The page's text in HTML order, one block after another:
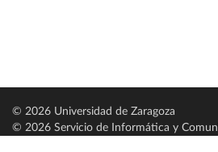
© 2026 Universidad de Zaragoza
© 2026 Servicio de Informática y